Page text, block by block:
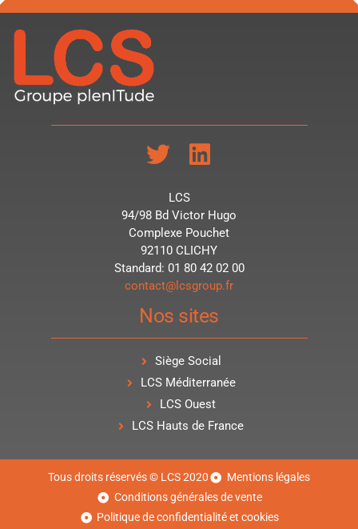
LCS
94/98 Bd Victor Hugo
Complexe Pouchet
92110 CLICHY
Standard: 01 80 42 02 00
contact@lcsgroup.fr
Nos sites
Siège Social
LCS Méditerranée
LCS Ouest
LCS Hauts de France
Tous droits réservés © LCS 2020
Mentions légales
Conditions générales de vente
Politique de confidentialité et cookies